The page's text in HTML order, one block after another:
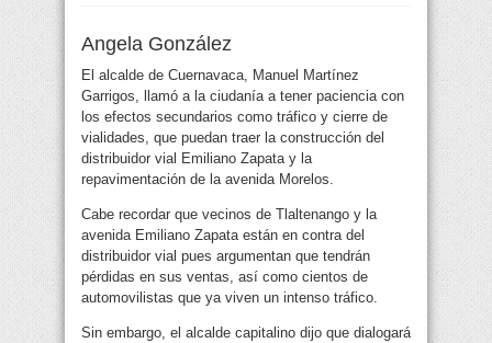
Angela González
El alcalde de Cuernavaca, Manuel Martínez
Garrigos, llamó a la ciudanía a tener paciencia con
los efectos secundarios como tráfico y cierre de
vialidades, que puedan traer la construcción del
distribuidor vial Emiliano Zapatay la
repavimentación de la avenida Morelos.
Cabe recordar que vecinos de Tlaltenango y la
avenida Emiliano Zapata están en contra del
distribuidor vial pues argumentan que tendrán
pérdidas en sus ventas, así como cientos de
automovilistas que ya viven un intenso tráfico.
Sin embargo, el alcalde capitalino dijo que dialogará